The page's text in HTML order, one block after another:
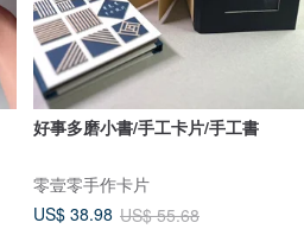
好事多磨小書/手工卡片/手工書
零壹零手作卡片
US$ 38.98 US$ 55.68